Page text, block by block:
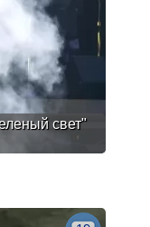
свет"